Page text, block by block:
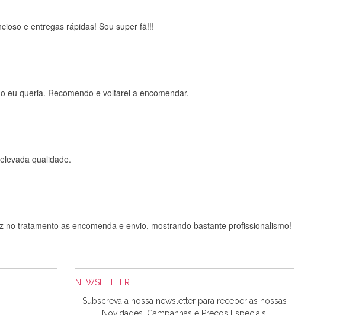
e entregas rápidas! Sou super fã!!!
eu queria. Recomendo e voltarei a encomendar.
qualidade.
tratamento as encomenda e envio, mostrando bastante profissionalismo!
dos tecidos.
NEWSLETTER
Subscreva a nossa newsletter para receber as nossas
Novidades, Campanhas e Preços Especiais!